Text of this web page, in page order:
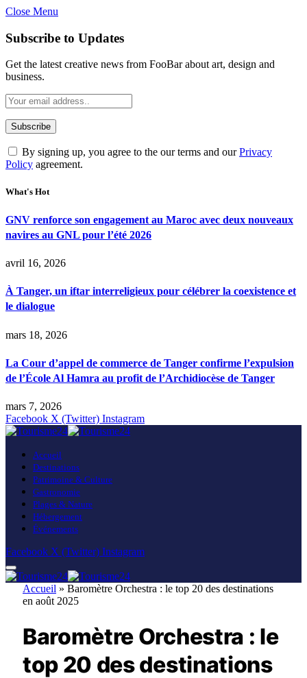
Close Menu
Subscribe to Updates
Get the latest creative news from FooBar about art, design and
business.
By signing up, you agree to the our terms and ourPrivacy
Policy agreement.
What's Hot
GNV renforce son engagement au Maroc avec deux nouveaux
navires au GNL pour l’été 2026
avril 16, 2026
À Tanger, un iftar interreligieux pour célébrer la coexistence et
le dialogue
mars 18, 2026
La Cour d’appel de commerce de Tanger confirme l’expulsion
de l’École Al Hamra au profit de l’Archidiocèse de Tanger
mars 7, 2026
Facebook X (Twitter) Instagram
Accueil
Destinations
Patrimoine & Culture
Gastronomie
Plages & Nature
Hébergement
Événements
Facebook X (Twitter) Instagram
Accueil » Baromètre Orchestra : le top 20 des destinations
en août 2025
Baromètre Orchestra : le
top 20 des destinations